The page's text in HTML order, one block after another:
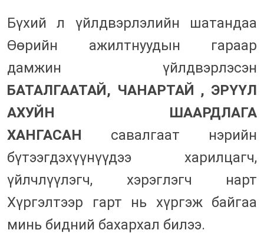
Бүхий л үйлдвэрлэлийн шатандаа
Өөрийн ажилтнуудын гараар
дамжин үйлдвэрлэсэн
БАТАЛГААТАЙ, ЧАНАРТАЙ , ЭРҮҮЛ
АХУЙН ШААРДЛАГА
ХАНГАСАН савалгаат нэрийн
бүтээгдэхүүнүүдээ харилцагч,
үйлчлүүлэгч, хэрэглэгч нарт
Хүргэлтээр гарт нь хүргэж байгаа
минь бидний бахархал билээ.